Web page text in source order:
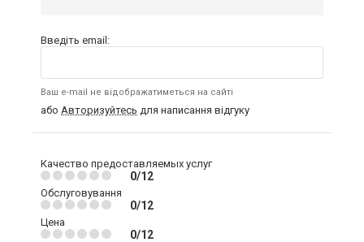
Введіть email:
Ваш e-mail не відображатиметься на сайті
або Авторизуйтесь для написання відгуку
Качество предоставляемых услуг
0/12
Обслуговування
0/12
Цена
0/12